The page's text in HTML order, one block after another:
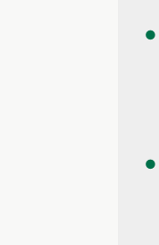
●
●